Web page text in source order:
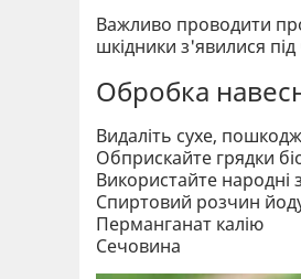
Важливо проводити
шкідники з'явилися
Обробка
Видаліть сухе,
Обприскайте грядки
Використайте народні
Спиртовий розчин
Перманганат калію
Сечовина